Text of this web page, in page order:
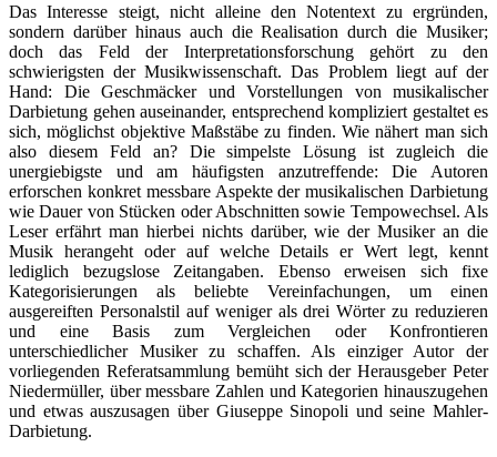
Das Interesse steigt, nicht alleine den Notentext zu ergründen,
sondern darüber hinaus auch die Realisation durch die Musiker;
doch das Feld der Interpretationsforschung gehört zu den
schwierigsten der Musikwissenschaft. Das Problem liegt auf der
Hand: Die Geschmäcker und Vorstellungen von musikalischer
Darbietung gehen auseinander, entsprechend kompliziert gestaltet es
sich, möglichst objektive Maßstäbe zu finden. Wie nähert man sich
also diesem Feld an? Die simpelste Lösung ist zugleich die
unergiebigste und am häufigsten anzutreffende: Die Autoren
erforschen konkret messbare Aspekte der musikalischen Darbietung
wie Dauer von Stücken oder Abschnitten sowie Tempowechsel. Als
Leser erfährt man hierbei nichts darüber, wie der Musiker an die
Musik herangeht oder auf welche Details er Wert legt, kennt
lediglich bezugslose Zeitangaben. Ebenso erweisen sich fixe
Kategorisierungen als beliebte Vereinfachungen, um einen
ausgereiften Personalstil auf weniger als drei Wörter zu reduzieren
und eine Basis zum Vergleichen oder Konfrontieren
unterschiedlicher Musiker zu schaffen. Als einziger Autor der
vorliegenden Referatsammlung bemüht sich der Herausgeber Peter
Niedermüller, über messbare Zahlen und Kategorien hinauszugehen
und etwas auszusagen über Giuseppe Sinopoli und seine Mahler-
Darbietung.